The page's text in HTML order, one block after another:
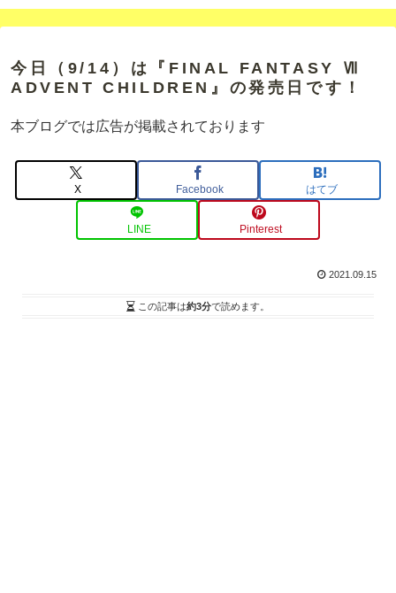
今日（9/14）は『FINAL FANTASY Ⅶ
ADVENT CHILDREN』の発売日です！
本ブログでは広告が掲載されております
X Facebook はてブ
LINE Pinterest
2021.09.15
この記事は約3分で読めます。